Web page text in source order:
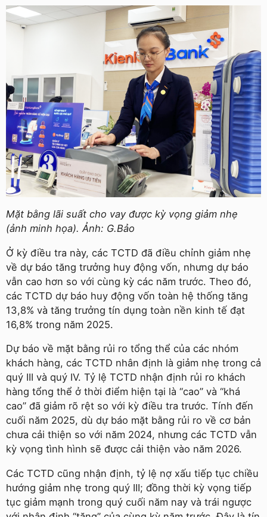
Mặt bằng lãi suất cho vay được kỳ vọng giảm nhẹ
(ảnh minh họa). Ảnh: G.Bảo
Ở kỳ điều tra này, các TCTD đã điều chỉnh giảm nhẹ
về dự báo tăng trưởng huy động vốn, nhưng dự báo
vẫn cao hơn so với cùng kỳ các năm trước. Theo đó,
các TCTD dự báo huy động vốn toàn hệ thống tăng
13,8% và tăng trưởng tín dụng toàn nền kinh tế đạt
16,8% trong năm 2025.
Dự báo về mặt bằng rủi ro tổng thể của các nhóm
khách hàng, các TCTD nhân định là giảm nhẹ trong cả
quý III và quý IV. Tỷ lệ TCTD nhận định rủi ro khách
hàng tổng thể ở thời điểm hiện tại là “cao” và “khá
cao” đã giảm rõ rệt so với kỳ điều tra trước. Tính đến
cuối năm 2025, dù dự báo mặt bằng rủi ro về cơ bản
chưa cải thiện so với năm 2024, nhưng các TCTD vẫn
kỳ vọng tình hình sẽ được cải thiện vào năm 2026.
Các TCTD cũng nhận định, tỷ lệ nợ xấu tiếp tục chiều
hướng giảm nhẹ trong quý III; đồng thời kỳ vọng tiếp
tục giảm mạnh trong quý cuối năm nay và trái ngược